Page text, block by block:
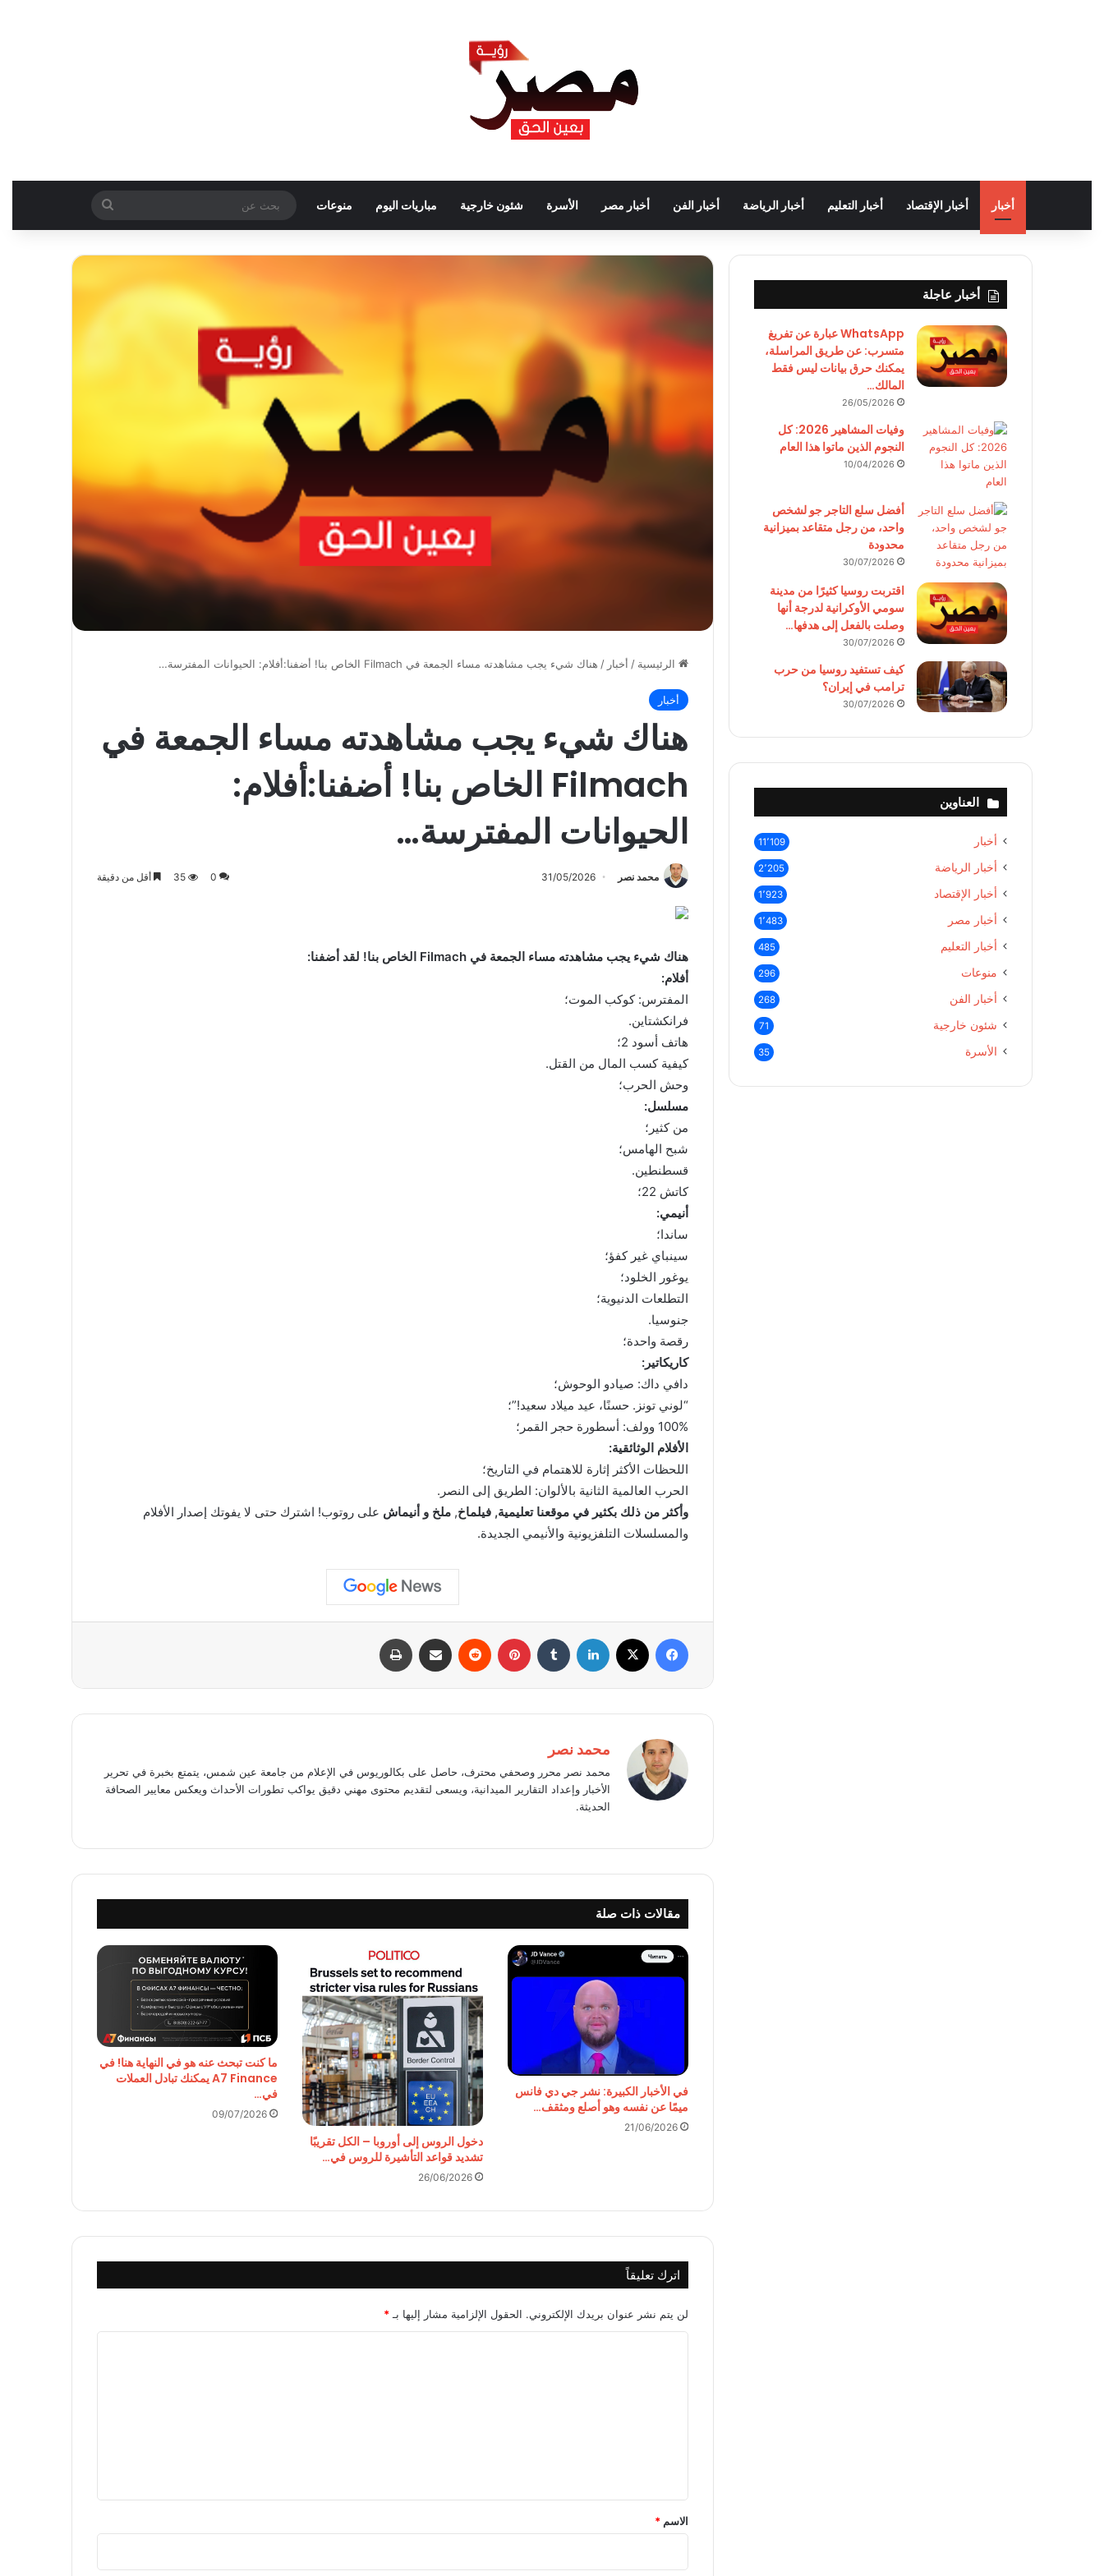
أخبار أخبار الإقتصاد أخبار التعليم أخبار الرياضة أخبار الفن أخبار مصر الأسرة شئون خارجية مباريات اليوم منوعات
بحث
عن
الرئيسية / أخبار / هناك شيء يجب مشاهدته مساء الجمعة في Filmach الخاص بنا! أضفنا:أفلام: الحيوانات المفترسة…
أخبار
هناك شيء يجب مشاهدته مساء الجمعة في
Filmach الخاص بنا! أضفنا:أفلام:
الحيوانات المفترسة…
محمد نصر 31/05/2026
0
35 أقل من دقيقة
هناك شيء يجب مشاهدته مساء الجمعة في Filmach الخاص بنا! لقد أضفنا:
أفلام:
المفترس: كوكب الموت؛
فرانكشتاين.
هاتف أسود 2؛
كيفية كسب المال من القتل.
وحش الحرب؛
مسلسل:
من كثير؛
شبح الهامس؛
قسطنطين.
كاتش 22؛
أنيمي:
ساندا؛
سينباي غير كفؤ؛
يوغور الخلود؛
التطلعات الدنيوية؛
جنوسيا.
رقصة واحدة؛
كاريكاتير:
دافي داك: صيادو الوحوش؛
“لوني تونز. حسنًا، عيد ميلاد سعيد!”؛
100% وولف: أسطورة حجر القمر؛
الأفلام الوثائقية:
اللحظات الأكثر إثارة للاهتمام في التاريخ؛
الحرب العالمية الثانية بالألوان: الطريق إلى النصر.
وأكثر من ذلك بكثير في موقعناتعليمية, فيلماخ, ملخ و أنيماش على روتوب! اشترك حتى لا يفوتك إصدار الأفلام
والمسلسلات التلفزيونية والأنيمي الجديدة.
فيسبوك لينكدإن بينتيريست مشاركة عبر البريد
محمد نصر
محمد نصر محرر وصحفي محترف، حاصل على بكالوريوس في الإعلام من جامعة عين شمس، يتمتع بخبرة في تحرير
الأخبار وإعداد التقارير الميدانية، ويسعى لتقديم محتوى مهني دقيق يواكب تطورات الأحداث ويعكس معايير الصحافة
الحديثة.
مقالات ذات صلة
في الأخبار الكبيرة: نشر جي دي فانس
ميمًا عن نفسه وهو أصلع ومثقف…
21/06/2026
دخول الروس إلى أوروبا – الكل تقريبًا
تشديد قواعد التأشيرة للروس في…
26/06/2026
ما كنت تبحث عنه هو في النهاية هنا! في
A7 Finance يمكنك تبادل العملات
في…
09/07/2026
اترك تعليقاً
لن يتم نشر عنوان بريدك الإلكتروني. الحقول الإلزامية مشار إليها بـ*
*
الاسم *
أخبار عاجلة
WhatsApp عبارة عن تفريغ
متسرب: عن طريق المراسلة،
يمكنك حرق بيانات ليس فقط
المالك…
26/05/2026
وفيات المشاهير 2026: كل
النجوم الذين ماتوا هذا العام
10/04/2026
أفضل سلع التاجر جو لشخص
واحد، من رجل متقاعد بميزانية
محدودة
30/07/2026
اقتربت روسيا كثيرًا من مدينة
سومي الأوكرانية لدرجة أنها
وصلت بالفعل إلى هدفها…
30/07/2026
كيف تستفيد روسيا من حرب
ترامب في إيران؟
30/07/2026
العناوين
أخبار 11٬109
أخبار الرياضة 2٬205
أخبار الإقتصاد 1٬923
أخبار مصر 1٬483
أخبار التعليم 485
منوعات 296
أخبار الفن 268
شئون خارجية 71
الأسرة 35